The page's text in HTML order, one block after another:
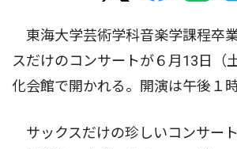
東海大学芸術学科音楽学課程卒
スだけのコンサートが６月13日（
化会館で開かれる。開演は午後１時
サックスだけの珍しいコンサー